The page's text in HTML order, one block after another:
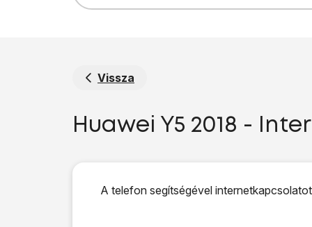
Vissza
Huawei Y5 2018 -
A telefon segítségével